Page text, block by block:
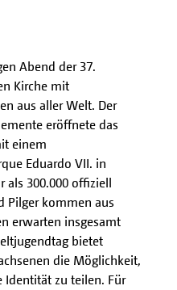
Abend der 37.
Kirche mit
aus aller Welt. Der
eröffnete das
einem
Eduardo VII. in
als 300.000 offiziell
Pilger kommen aus
erwarten insgesamt
bietet
die Möglichkeit,
Identität zu teilen. Für